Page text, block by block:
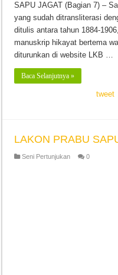
SAPU JAGAT (Bagian 7) –
yang sudah ditransliterasi
ditulis antara tahun 1884-
manuskrip hikayat bertema
diturunkan di website LKB …
Baca Selanjutnya »
tweet
LAKON PRABU
Seni Pertunjukan 0